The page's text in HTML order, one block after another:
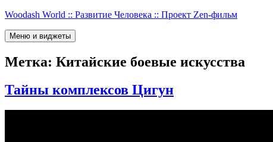
Перейти
содержимому
Woodash World :: Развитие Человека :: Проект Zen-фильм
Меню и виджеты
Метка: Китайские боевые искусства
Тайны комплексов Цигун